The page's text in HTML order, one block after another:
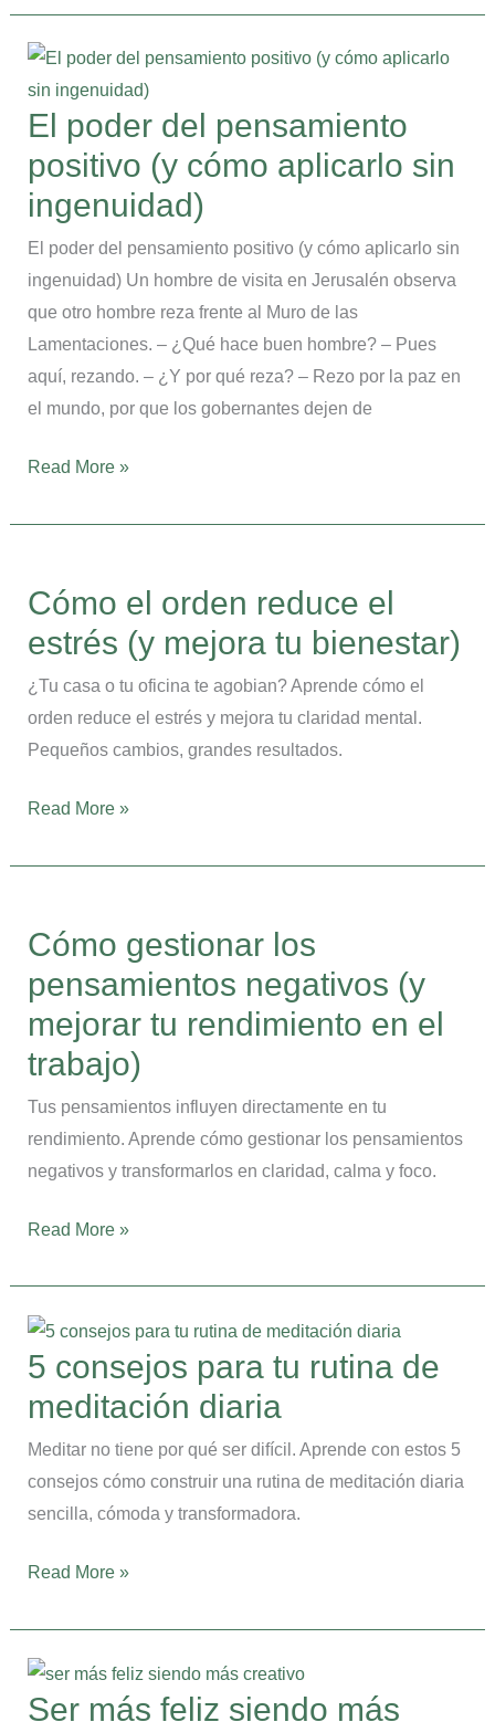
El poder del pensamiento
positivo (y cómo aplicarlo sin
ingenuidad)
El poder del pensamiento positivo (y cómo aplicarlo sin
ingenuidad) Un hombre de visita en Jerusalén observa
que otro hombre reza frente al Muro de las
Lamentaciones. – ¿Qué hace buen hombre? – Pues
aquí, rezando. – ¿Y por qué reza? – Rezo por la paz en
el mundo, por que los gobernantes dejen de
poder
del
pensamiento
positivo
(y
cómo
aplicarlo
sin
ingenuidad)
Read More »
Cómo el orden reduce el
estrés (y mejora tu bienestar)
¿Tu casa o tu oficina te agobian? Aprende cómo el
orden reduce el estrés y mejora tu claridad mental.
Pequeños cambios, grandes resultados.
orden
reduce
estrés
mejora
Read More »
Cómo gestionar los
pensamientos negativos (y
mejorar tu rendimiento en el
trabajo)
Tus pensamientos influyen directamente en tu
rendimiento. Aprende cómo gestionar los pensamientos
negativos y transformarlos en claridad, calma y foco.
los
pensamientos
negativos
(y
mejorar
tu
rendimiento
en
trabajo)
Read More »
5 consejos para tu rutina de
meditación diaria
Meditar no tiene por qué ser difícil. Aprende con estos 5
consejos cómo construir una rutina de meditación diaria
sencilla, cómoda y transformadora.
consejos
para
tu
meditación
Read More »
Ser más feliz siendo más
más
feliz